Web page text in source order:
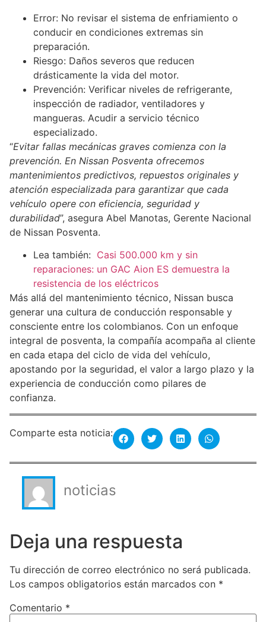
Error: No revisar el sistema de enfriamiento o
conducir en condiciones extremas sin
preparación.
Riesgo: Daños severos que reducen
drásticamente la vida del motor.
Prevención: Verificar niveles de refrigerante,
inspección de radiador, ventiladores y
mangueras. Acudir a servicio técnico
especializado.
“Evitar fallas mecánicas graves comienza con la
prevención. En Nissan Posventa ofrecemos
mantenimientos predictivos, repuestos originales y
atención especializada para garantizar que cada
vehículo opere con eficiencia, seguridad y
durabilidad”, asegura Abel Manotas, Gerente Nacional
de Nissan Posventa.
Lea también: Casi 500.000 km y sin
reparaciones: un GAC Aion ES demuestra la
resistencia de los eléctricos
Más allá del mantenimiento técnico, Nissan busca
generar una cultura de conducción responsable y
consciente entre los colombianos. Con un enfoque
integral de posventa, la compañía acompaña al cliente
en cada etapa del ciclo de vida del vehículo,
apostando por la seguridad, el valor a largo plazo y la
experiencia de conducción como pilares de
confianza.
Comparte esta noticia:
noticias
Deja una respuesta
Tu dirección de correo electrónico no será publicada.
Los campos obligatorios están marcados con *
Comentario *